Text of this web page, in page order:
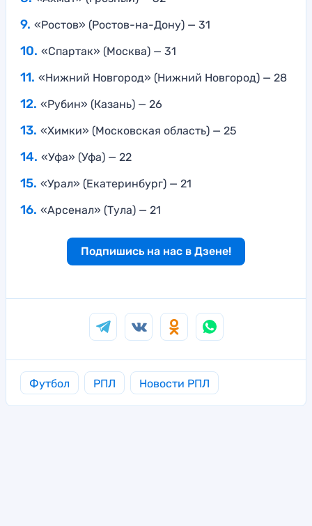
«Ростов» (Ростов-на-Дону) — 31
«Спартак» (Москва) — 31
«Нижний Новгород» (Нижний Новгород) — 28
«Рубин» (Казань) — 26
«Химки» (Московская область) — 25
«Уфа» (Уфа) — 22
«Урал» (Екатеринбург) — 21
«Арсенал» (Тула) — 21
Подпишись на нас в Дзене!
Футбол РПЛ Новости РПЛ